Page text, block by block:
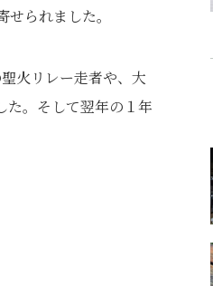
られました。
火リレー走者や、大
た。そして翌年の１年